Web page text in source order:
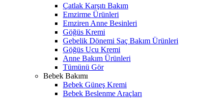
Çatlak Karşıtı Bakım
Emzirme Ürünleri
Emziren Anne Besinleri
Göğüs Kremi
Gebelik Dönemi Saç Bakım Ürünleri
Göğüs Ucu Kremi
Anne Bakım Ürünleri
Tümünü Gör
Bebek Bakımı
Bebek Güneş Kremi
Bebek Beslenme Araçları